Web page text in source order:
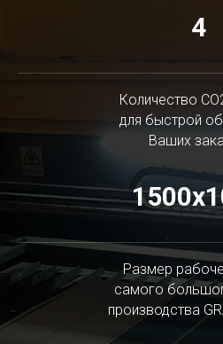
4
Количество
для быстрой
Ваших
Размер
самого
производства